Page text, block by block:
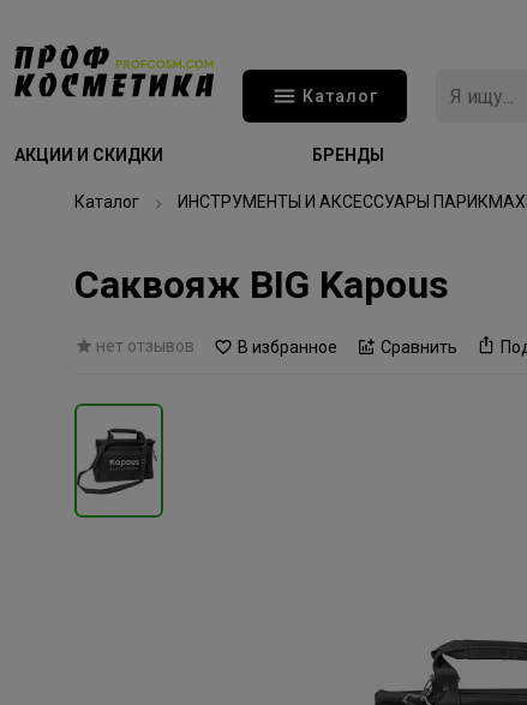
Каталог
АКЦИИ И СКИДКИ БРЕНДЫ
Каталог ИНСТРУМЕНТЫ И АКСЕССУАРЫ
Саквояж BIG Kapous
нет отзывов В избранное Сравнить